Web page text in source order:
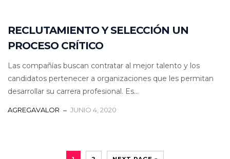
RECLUTAMIENTO Y SELECCIÓN UN
PROCESO CRÍTICO
Las compañías buscan contratar al mejor talento y los
candidatos pertenecer a organizaciones que les permitan
desarrollar su carrera profesional. Es...
AGREGAVALOR JUNIO 4, 2020